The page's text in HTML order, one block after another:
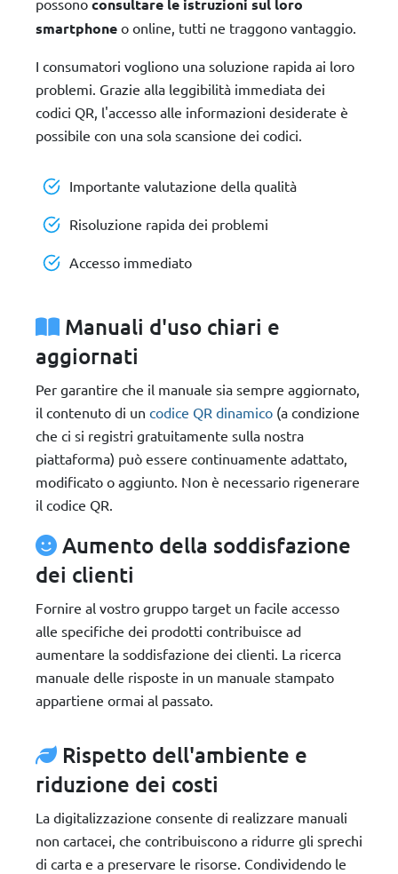
possono consultare le istruzioni sul loro
smartphone o online, tutti ne traggono vantaggio.
I consumatori vogliono una soluzione rapida ai loro
problemi. Grazie alla leggibilità immediata dei
codici QR, l'accesso alle informazioni desiderate è
possibile con una sola scansione dei codici.
Importante valutazione della qualità
Risoluzione rapida dei problemi
Accesso immediato
Manuali d'uso chiari e
aggiornati
Per garantire che il manuale sia sempre aggiornato,
il contenuto di un codice QR dinamico (a condizione
che ci si registri gratuitamente sulla nostra
piattaforma) può essere continuamente adattato,
modificato o aggiunto. Non è necessario rigenerare
il codice QR.
Aumento della soddisfazione
dei clienti
Fornire al vostro gruppo target un facile accesso
alle specifiche dei prodotti contribuisce ad
aumentare la soddisfazione dei clienti. La ricerca
manuale delle risposte in un manuale stampato
appartiene ormai al passato.
Rispetto dell'ambiente e
riduzione dei costi
La digitalizzazione consente di realizzare manuali
non cartacei, che contribuiscono a ridurre gli sprechi
di carta e a preservare le risorse. Condividendo le